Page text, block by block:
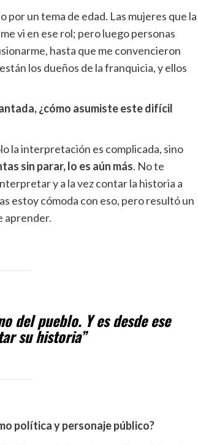
por un tema de edad. Las mujeres que la
vi en ese rol; pero luego personas
hasta que me convencieron
los dueños de la franquicia, y ellos
¿cómo asumiste este difícil
la interpretación es complicada, sino
sin parar, lo es aún más. No te
y a la vez contar la historia a
estoy cómoda con eso, pero resultó un
aprender.
del pueblo. Y es desde ese
su historia”
política y personaje público?